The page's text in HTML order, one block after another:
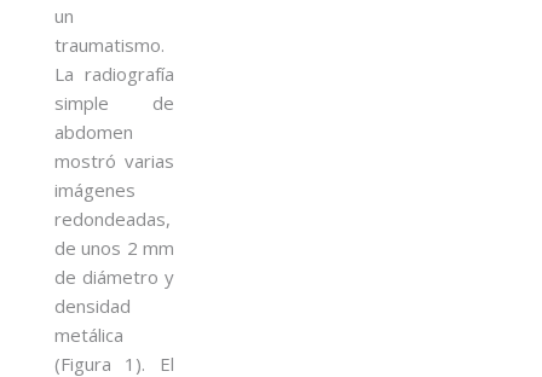
un
traumatismo.
La radiografía
simple de
abdomen
mostró varias
imágenes
redondeadas,
de unos 2 mm
de diámetro y
densidad
metálica
(Figura 1). El